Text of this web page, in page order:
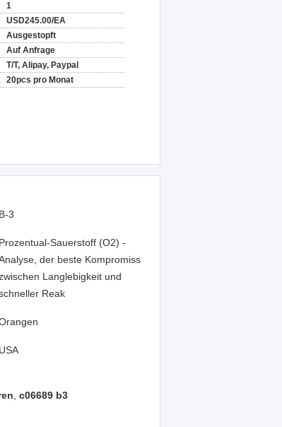
1
USD245.00/EA
Ausgestopft
Auf Anfrage
T/T, Alipay, Paypal
20pcs pro Monat
B-3
Prozentual-Sauerstoff (O2) -
der beste Kompromiss
Langlebigkeit und
Reak
USA
c06689 b3